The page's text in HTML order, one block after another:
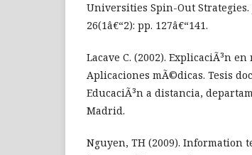
Universities Spin-Out
26(1â€“2): pp. 127â€“141.
Lacave C. (2002). ExplicaciÃ³n
Aplicaciones mÃ©dicas. Tesis
EducaciÃ³n a distancia,
Madrid.
Nguyen, TH (2009). Information